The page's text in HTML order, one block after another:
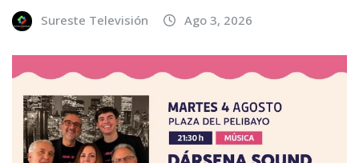
Sureste Televisión Ago 3, 2026